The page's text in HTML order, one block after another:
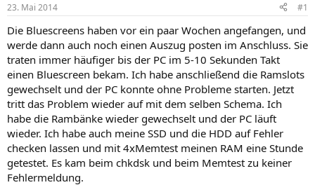
e
r
t
a
23. Mai 2014 #1
Die Bluescreens haben vor ein paar Wochen angefangen, und
werde dann auch noch einen Auszug posten im Anschluss. Sie
traten immer häufiger bis der PC im 5-10 Sekunden Takt
einen Bluescreen bekam. Ich habe anschließend die Ramslots
gewechselt und der PC konnte ohne Probleme starten. Jetzt
tritt das Problem wieder auf mit dem selben Schema. Ich
habe die Rambänke wieder gewechselt und der PC läuft
wieder. Ich habe auch meine SSD und die HDD auf Fehler
checken lassen und mit 4xMemtest meinen RAM eine Stunde
getestet. Es kam beim chkdsk und beim Memtest zu keiner
Fehlermeldung.